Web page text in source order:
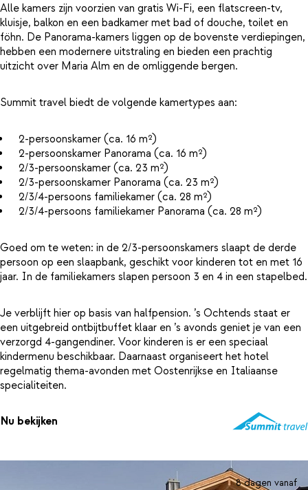
Alle kamers zijn voorzien van gratis Wi-Fi, een flatscreen-tv,
kluisje, balkon en een badkamer met bad of douche, toilet en
föhn. De Panorama-kamers liggen op de bovenste verdiepingen,
hebben een modernere uitstraling en bieden een prachtig
uitzicht over Maria Alm en de omliggende bergen.
Summit travel biedt de volgende kamertypes aan:
2-persoonskamer (ca. 16 m²)
2-persoonskamer Panorama (ca. 16 m²)
2/3-persoonskamer (ca. 23 m²)
2/3-persoonskamer Panorama (ca. 23 m²)
2/3/4-persoons familiekamer (ca. 28 m²)
2/3/4-persoons familiekamer Panorama (ca. 28 m²)
Goed om te weten: in de 2/3-persoonskamers slaapt de derde
persoon op een slaapbank, geschikt voor kinderen tot en met 16
jaar. In de familiekamers slapen persoon 3 en 4 in een stapelbed.
Je verblijft hier op basis van halfpension. ’s Ochtends staat er
een uitgebreid ontbijtbuffet klaar en ’s avonds geniet je van een
verzorgd 4-gangendiner. Voor kinderen is er een speciaal
kindermenu beschikbaar. Daarnaast organiseert het hotel
regelmatig thema-avonden met Oostenrijkse en Italiaanse
specialiteiten.
Nu bekijken
8 dagen vanaf